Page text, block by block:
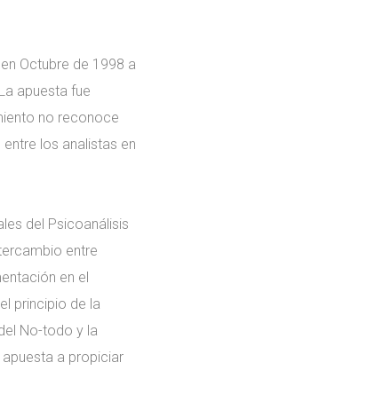
Octubre de 1998 a
apuesta fue
no reconoce
los analistas en
del Psicoanálisis
entre
en el
principio de la
No-todo y la
a propiciar